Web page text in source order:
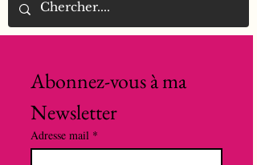
Abonnez-vous à ma
Newsletter
Adresse mail *